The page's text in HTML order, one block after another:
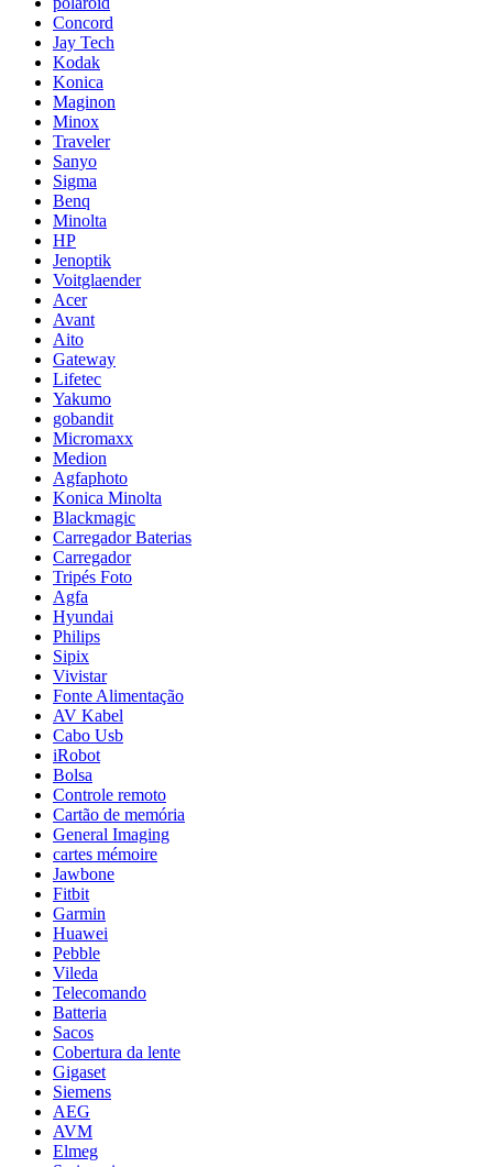
Concord
Jay Tech
Kodak
Konica
Maginon
Minox
Traveler
Sanyo
Sigma
Benq
Minolta
HP
Jenoptik
Voitglaender
Acer
Avant
Aito
Gateway
Lifetec
Yakumo
gobandit
Micromaxx
Medion
Agfaphoto
Konica Minolta
Blackmagic
Carregador Baterias
Carregador
Tripés Foto
Agfa
Hyundai
Philips
Sipix
Vivistar
Fonte Alimentação
AV Kabel
Cabo Usb
iRobot
Bolsa
Controle remoto
Cartão de memória
General Imaging
cartes mémoire
Jawbone
Fitbit
Garmin
Huawei
Pebble
Vileda
Telecomando
Batteria
Sacos
Cobertura da lente
Gigaset
Siemens
AEG
AVM
Elmeg